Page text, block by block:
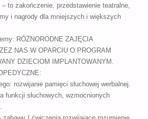
– to zakończenie, przedstawienie teatralne,
i nagrody dla mniejszych i większych
RÓŻNORODNE ZAJĘCIA
NAS W OPARCIU O PROGRAM
DZIECIOM IMPLANTOWANYM.
rozwijanie pamięci słuchowej werbalnej.
funkcji słuchowych, wzmocnionych